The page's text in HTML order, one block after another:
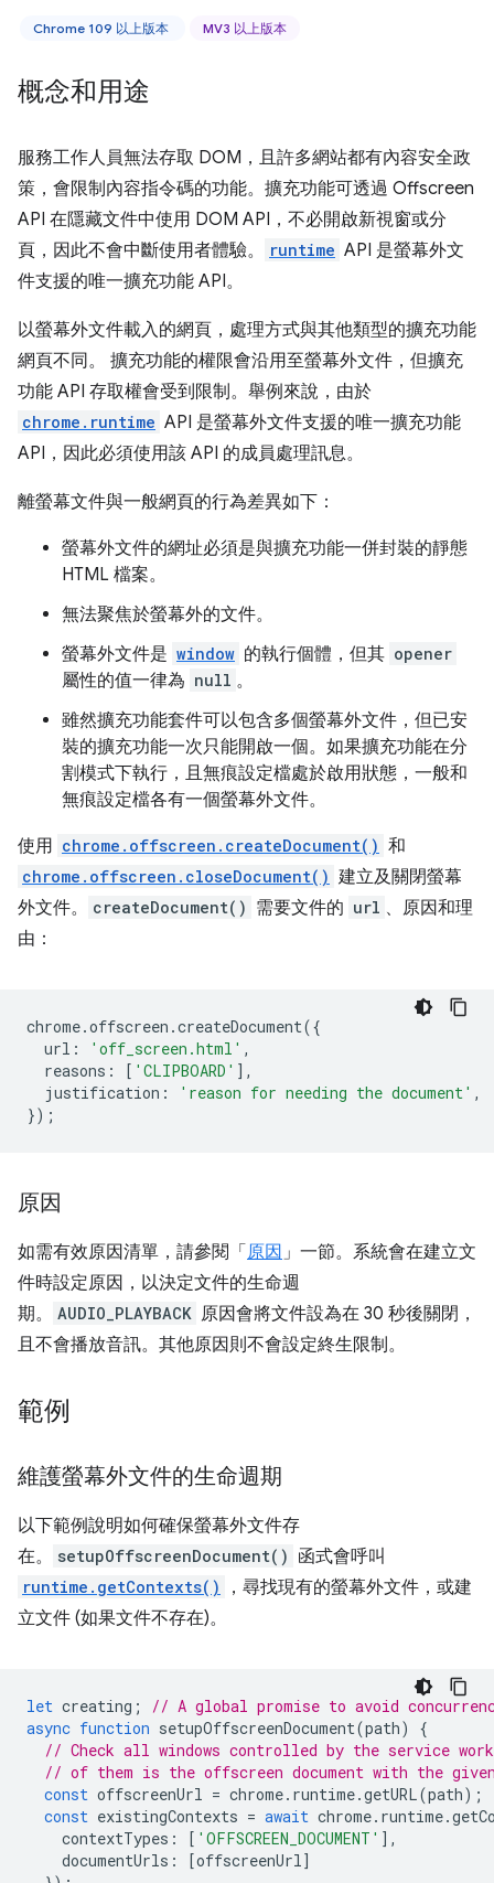
Chrome 109 以上版本 MV3 以上版本
概念和用途
服務工作人員無法存取 DOM，且許多網站都有內容安全政
策，會限制內容指令碼的功能。擴充功能可透過 Offscreen
API 在隱藏文件中使用 DOM API，不必開啟新視窗或分
頁，因此不會中斷使用者體驗。
runtime API 是螢幕外文
件支援的唯一擴充功能 API。
以螢幕外文件載入的網頁，處理方式與其他類型的擴充功能
網頁不同。 擴充功能的權限會沿用至螢幕外文件，但擴充
功能 API 存取權會受到限制。舉例來說，由於
chrome.runtime API 是螢幕外文件支援的唯一擴充功能
API，因此必須使用該 API 的成員處理訊息。
離螢幕文件與一般網頁的行為差異如下：
螢幕外文件的網址必須是與擴充功能一併封裝的靜態
HTML 檔案。
無法聚焦於螢幕外的文件。
螢幕外文件是 window 的執行個體，但其 opener
屬性的值一律為 null 。
雖然擴充功能套件可以包含多個螢幕外文件，但已安
裝的擴充功能一次只能開啟一個。如果擴充功能在分
割模式下執行，且無痕設定檔處於啟用狀態，一般和
無痕設定檔各有一個螢幕外文件。
使用 chrome.offscreen.createDocument() 和
chrome.offscreen.closeDocument() 建立及關閉螢幕
外文件。
createDocument() 需要文件的 url 、原因和理
由：
chrome.offscreen .createDocument({
url : 'off_screen.html' ,
reasons : [ 'CLIPBOARD' ],
justification : 'reason for needing the document' ,
});
原因
如需有效原因清單，請參閱「 原因 」一節。系統會在建立文
件時設定原因，以決定文件的生命週
期。
AUDIO_PLAYBACK 原因會將文件設為在 30 秒後關閉，
且不會播放音訊。其他原因則不會設定終生限制。
範例
維護螢幕外文件的生命週期
以下範例說明如何確保螢幕外文件存
在。
setupOffscreenDocument() 函式會呼叫
runtime.getContexts()
，尋找現有的螢幕外文件，或建
立文件 (如果文件不存在)。
let creating ;
// A global promise to avoid
async function setupOffscreenDocument(path)
{
// Check all windows controlled by the service
// of them is the offscreen document with the
const offscreenUrl = chrome. runtime.getURL(path);
const existingContexts = await chrome. runtime.
contextTypes : [ 'OFFSCREEN_DOCUMENT' ],
documentUrls : [offscreenUrl]